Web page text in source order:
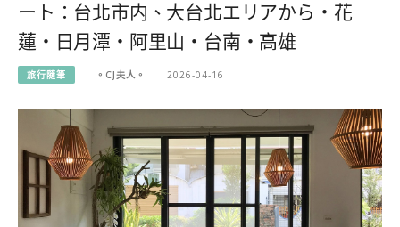
ート：台北市内、大台北エリアから・花
蓮・日月潭・阿里山・台南・高雄
旅行隨筆 。CJ夫人。 2026-04-16